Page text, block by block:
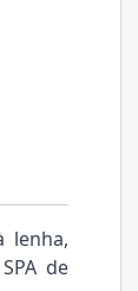
lenha,
de